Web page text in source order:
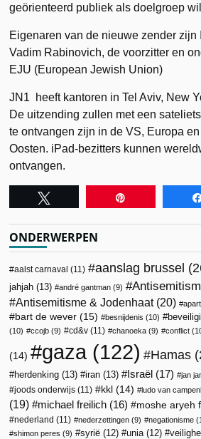
geörienteerd publiek als doelgroep
Eigenaren van de nieuwe zender zijn
Vadim Rabinovich, de voorzitter en
EJU (European Jewish Union)
JN1 heeft kantoren in Tel Aviv, New
De uitzending zullen met een
te ontvangen zijn in de VS, Europa
Oosten. iPad-bezitters kunnen
ontvangen.
ONDERWERPEN
aalst carnaval (11) aanslag brussel
jahjah (13) andré gantman (9)
Antisemitisme & Jodenhaat(20)
bart de wever (15) besnijdenis (10)
(10)
ccojb (9) cd&v (11) chanoeka (9) conflict
(14) gaza (122) Hamas
herdenking (13) iran (13) Israël (17) jan
joods onderwijs (11) kkl (14) ludo van
(19)
michael freilich (16) moshe aryeh
nederland (11) nederzettingen (9) negationisme
shimon peres (9) syrië (12) unia (12)